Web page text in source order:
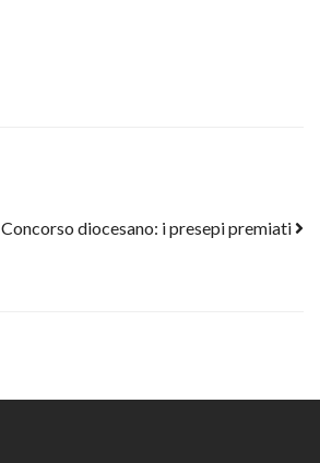
Concorso diocesano: i presepi premiati